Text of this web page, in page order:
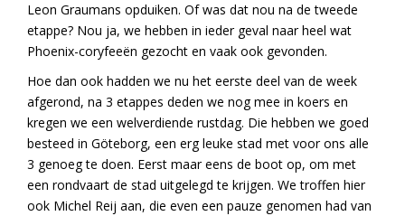
Leon Graumans opduiken. Of was dat nou na de tweede
etappe? Nou ja, we hebben in ieder geval naar heel wat
Phoenix-coryfeeën gezocht en vaak ook gevonden.
Hoe dan ook hadden we nu het eerste deel van de week
afgerond, na 3 etappes deden we nog mee in koers en
kregen we een welverdiende rustdag. Die hebben we goed
besteed in Göteborg, een erg leuke stad met voor ons alle
3 genoeg te doen. Eerst maar eens de boot op, om met
een rondvaart de stad uitgelegd te krijgen. We troffen hier
ook Michel Reij aan, die even een pauze genomen had van